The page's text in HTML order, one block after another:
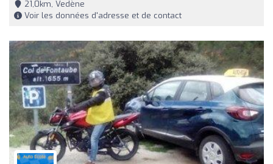
21,0km, Vedène
Voir les données d'adresse et de contact